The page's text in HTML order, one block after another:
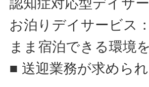
認知症対応型デイサ
お泊りデイサービス
まま宿泊できる環境
■ 送迎業務が求めら